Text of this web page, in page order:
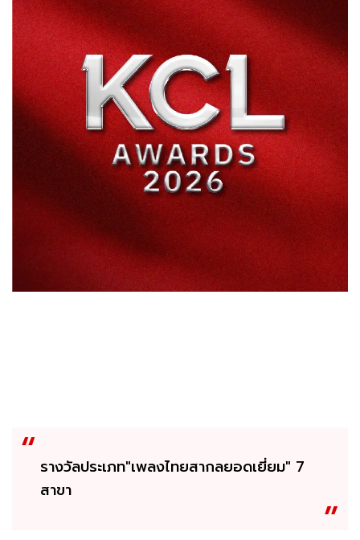
รางวัลประเภท"เพลงไทยสากลยอดเยี่ยม" 7
สาขา